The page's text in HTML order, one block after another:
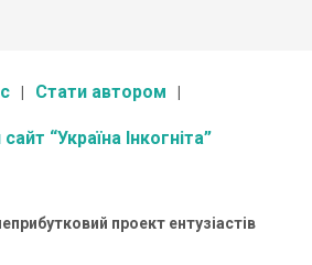
Стати автором
“Україна Інкогніта”
проект ентузіастів